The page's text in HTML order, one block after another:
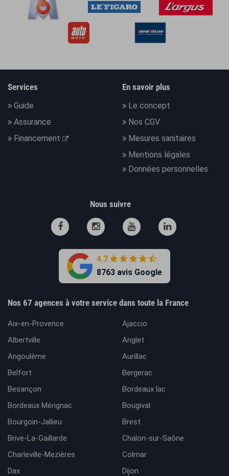
Services
Guide
Assurance
Financement
En savoir plus
Le concept
Nos CGV
Mesures sanitaires
Mentions légales
Données personnelles
Nous suivre
4.7
8763 avis Google
Nos 67 agences à votre service dans toute la France
Aix-en-Provence
Ajaccio
Albertville
Anglet
Angoulême
Aurillac
Belfort
Bergerac
Besançon
Bordeaux lac
Bordeaux Mérignac
Bougival
Bourgoin-Jallieu
Brest
Brive-La-Gaillarde
Chalon-sur-Saône
Charleville-Mezières
Colmar
Dax
Dijon